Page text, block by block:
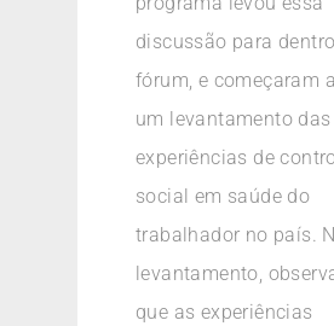
discussão para
fórum, e começaram
um levantamento das
experiências de
social em saúde do
trabalhador no país.
levantamento,
que as experiências